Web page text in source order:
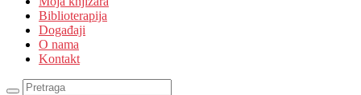
Biblioterapija
Događaji
O nama
Kontakt